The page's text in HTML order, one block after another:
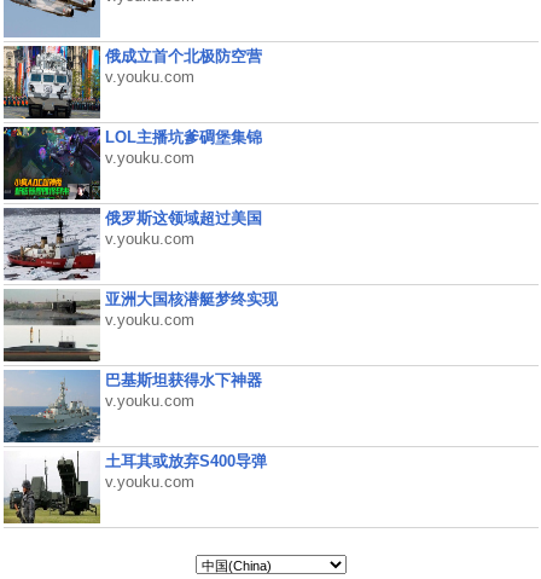
俄成立首个北极防空营
v.youku.com
LOL主播坑爹碉堡集锦
v.youku.com
俄罗斯这领域超过美国
v.youku.com
亚洲大国核潜艇梦终实现
v.youku.com
巴基斯坦获得水下神器
v.youku.com
土耳其或放弃S400导弹
v.youku.com